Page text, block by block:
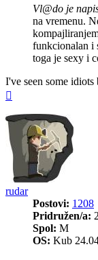
Vl@do je
na vremenu.
funkcionalan i
toga je sexy i
I've seen some
rudar
Postovi: 1208
Pridružen/a:
Spol: M
OS: Kub